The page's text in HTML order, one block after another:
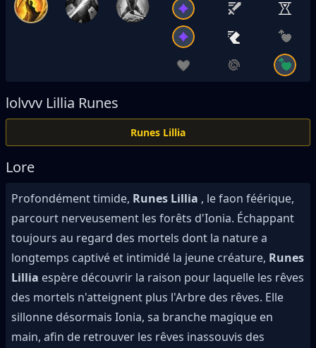
lolvvv Lillia Runes
Runes Lillia
Lore
Profondément timide, Runes Lillia , le faon féérique,
parcourt nerveusement les forêts d'Ionia. Échappant
toujours au regard des mortels dont la nature a
longtemps captivé et intimidé la jeune créature, Runes
Lillia espère découvrir la raison pour laquelle les rêves
des mortels n'atteignent plus l'Arbre des rêves. Elle
sillonne désormais Ionia, sa branche magique en
main, afin de retrouver les rêves inassouvis des